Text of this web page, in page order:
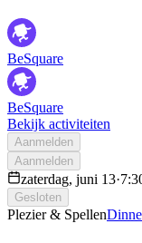
BeSquare
BeSquare
Bekijk activiteiten
Aanmelden
Aanmelden
zaterdag, juni 13·
Gesloten
Plezier & Spellen